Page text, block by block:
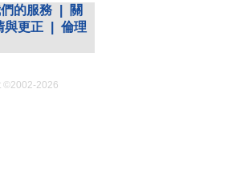
的服務
關
與更正
倫理
©2002-2026